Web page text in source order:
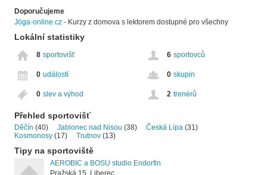
Doporučujeme
Jóga-online.cz - Kurzy z domova s lektorem dostupné pro všechny
Lokální statistiky
8 sportovišť 6 sportovců
0 událostí 0 skupin
0 slev a výhod 2 trenérů
Přehled sportovišť
Děčín (40) Jablonec nad Nisou (38) Česká Lípa (31)
Kosmonosy (17) Trutnov (13)
Tipy na sportoviště
AEROBIC a BOSU studio Endorfin
Pražská 15, Liberec